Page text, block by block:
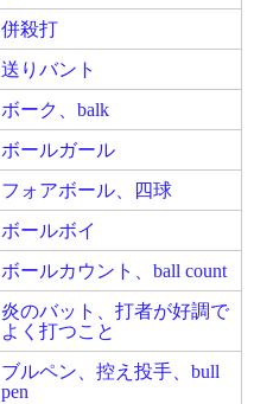
併殺打
送りバント
ボーク、balk
ボールガール
フォアボール、四球
ボールボイ
ボールカウント、ball count
炎のバット、打者が好調で
よく打つこと
ブルペン、控え投手、bull
pen